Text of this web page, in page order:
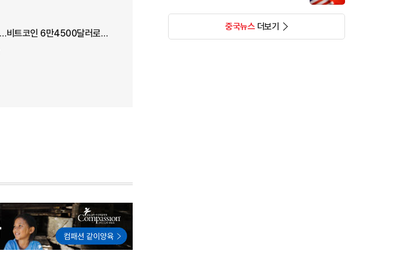
[아주경제 코이너스 브리핑] 美 클래리티 법안 지연에도…비트코인 6만4500달러로 상승
중국뉴스더보기